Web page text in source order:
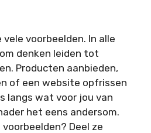
voorbeelden. In alle
denken leiden tot
Producten aanbieden,
of een website opfrissen
langs wat voor jou van
het eens andersom.
Deel ze